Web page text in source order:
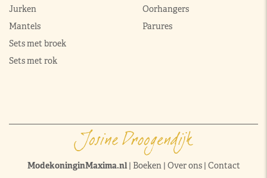
Jurken
Mantels
Sets met broek
Sets met rok
Oorhangers
Parures
ModekoninginMaxima.nl| Boeken| Over ons| Contact